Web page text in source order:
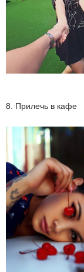
8. Прилечь в кафе